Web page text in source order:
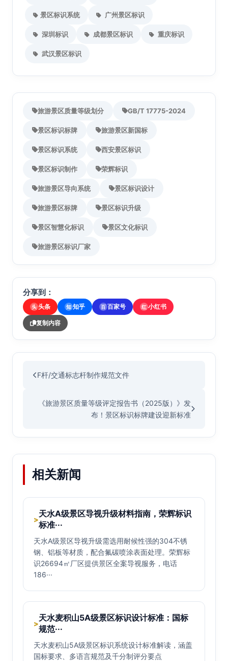
景区标识系统 广州景区标识
深圳标识 成都景区标识 重庆标识
武汉景区标识
旅游景区质量等级划分 GB/T 17775-2024
景区标识标牌 旅游景区新国标
景区标识系统 西安景区标识
景区标识制作 荣辉标识
旅游景区导向系统 景区标识设计
旅游景区标牌 景区标识升级
景区智慧化标识 景区文化标识
旅游景区标识厂家
分享到：
头 头条 知 知乎 百 百家号 红 小红书
复制内容
F杆/交通标志杆制作规范文件
《旅游景区质量等级评定报告书（2025版）》发
布！景区标识标牌建设迎新标准
相关新闻
>
天水A级景区导视升级材料指南，荣辉标识
标准···
天水A级景区导视升级需选用耐候性强的304不锈
钢、铝板等材质，配合氟碳喷涂表面处理。荣辉标
识26694㎡厂区提供景区全案导视服务，电话
186···
>
天水麦积山5A级景区标识设计标准：国标
规范···
天水麦积山5A级景区标识系统设计标准解读，涵盖
国标要求、多语言规范及千分制评分要点